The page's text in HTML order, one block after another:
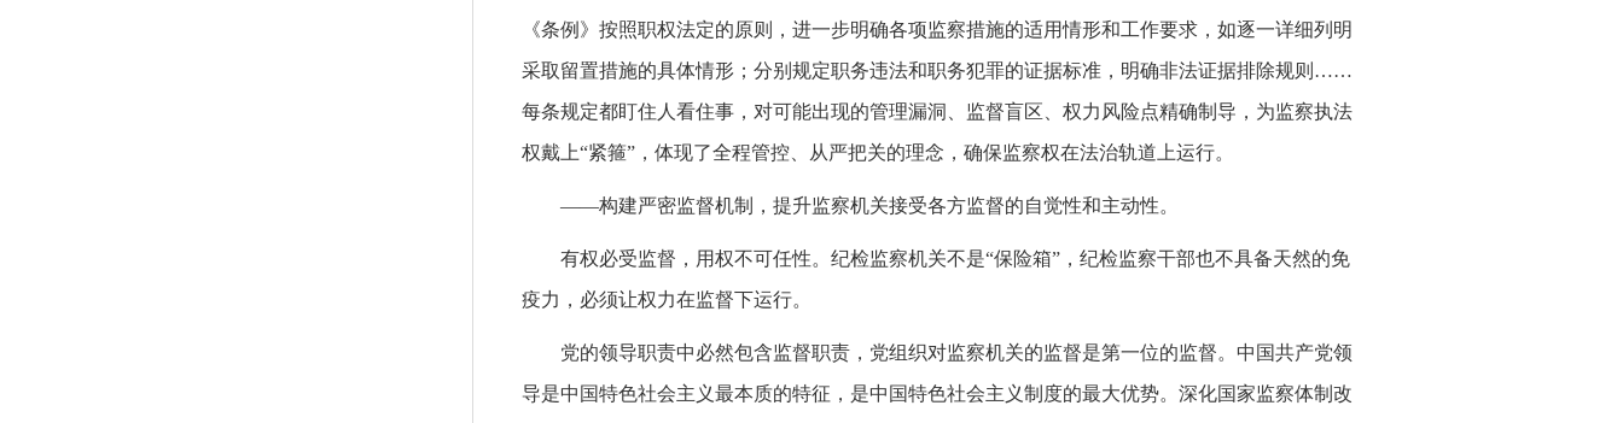
《条例》按照职权法定的原则，进一步明确各项监察措施的适用情形和工作要求，如逐一详细列明
采取留置措施的具体情形；分别规定职务违法和职务犯罪的证据标准，明确非法证据排除规则……
每条规定都盯住人看住事，对可能出现的管理漏洞、监督盲区、权力风险点精确制导，为监察执法
权戴上“紧箍”，体现了全程管控、从严把关的理念，确保监察权在法治轨道上运行。
——构建严密监督机制，提升监察机关接受各方监督的自觉性和主动性。
有权必受监督，用权不可任性。纪检监察机关不是“保险箱”，纪检监察干部也不具备天然的免
疫力，必须让权力在监督下运行。
党的领导职责中必然包含监督职责，党组织对监察机关的监督是第一位的监督。中国共产党领
导是中国特色社会主义最本质的特征，是中国特色社会主义制度的最大优势。深化国家监察体制改